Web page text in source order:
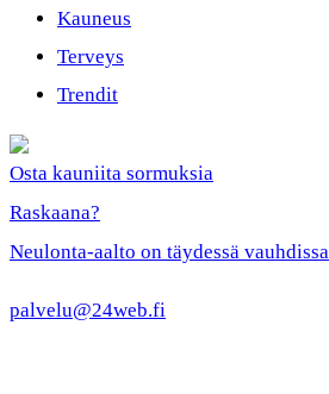
Kauneus
Terveys
Trendit
Osta kauniita sormuksia
Raskaana?
Neulonta-aalto on täydessä vauhdissa
palvelu@24web.fi